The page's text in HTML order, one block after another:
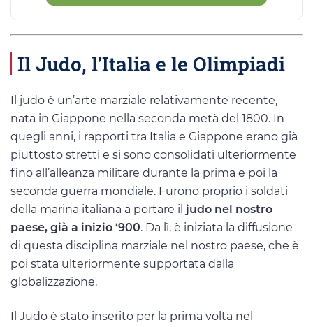
Il Judo, l’Italia e le Olimpiadi
Il judo è un’arte marziale relativamente recente,
nata in Giappone nella seconda metà del 1800. In
quegli anni, i rapporti tra Italia e Giappone erano già
piuttosto stretti e si sono consolidati ulteriormente
fino all’alleanza militare durante la prima e poi la
seconda guerra mondiale. Furono proprio i soldati
della marina italiana a portare il judo nel nostro
paese, già a inizio ‘900. Da lì, è iniziata la diffusione
di questa disciplina marziale nel nostro paese, che è
poi stata ulteriormente supportata dalla
globalizzazione.
Il Judo è stato inserito per la prima volta nel